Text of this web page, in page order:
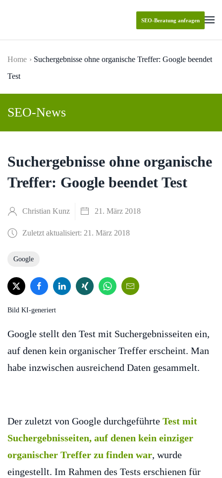
SEO-Beratung anfragen
Home
Suchergebnisse ohne organische Treffer: Google beendet
Test
SEO-News
Suchergebnisse ohne organische
Treffer: Google beendet Test
Christian Kunz 21. März 2018
Zuletzt aktualisiert: 21. März 2018
Google
Bild KI-generiert
Google stellt den Test mit Suchergebnisseiten ein,
auf denen kein organischer Treffer erscheint. Man
habe inzwischen ausreichend Daten gesammelt.
Der zuletzt von Google durchgeführte Test mit
Suchergebnisseiten, auf denen kein einziger
organischer Treffer zu finden war, wurde
eingestellt. Im Rahmen des Tests erschienen für